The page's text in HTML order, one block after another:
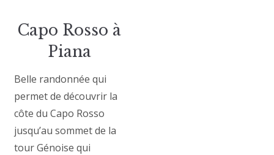
Capo Rosso à
Piana
Belle randonnée qui
permet de découvrir la
côte du Capo Rosso
jusqu’au sommet de la
tour Génoise qui